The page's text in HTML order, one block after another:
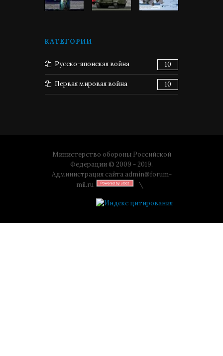
КАТЕГОРИИ
Русско-японская война 10
Первая мировая война 10
Министерство обороны Российской
Федерации © 2009 - 2019.
Администрация сайта admin@forum-
mil.ru